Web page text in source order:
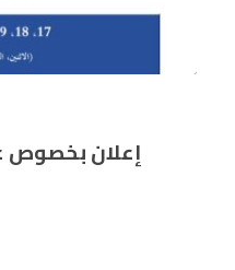
إعلان بخصوص